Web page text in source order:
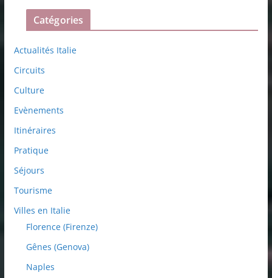
Catégories
Actualités Italie
Circuits
Culture
Evènements
Itinéraires
Pratique
Séjours
Tourisme
Villes en Italie
Florence (Firenze)
Gênes (Genova)
Naples